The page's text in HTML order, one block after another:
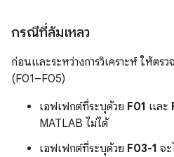
กรณีที่ล้มเหลว
ก่อนและระหว่างการวิเคราะห์ ให้ต
(F01–F05)
เอฟเฟกต์ที่ระบุด้วย F01 และ
MATLAB ไม่ได้
เอฟเฟกต์ที่ระบุด้วย F03-1 จ